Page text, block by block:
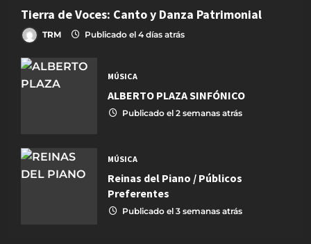
Tierra de Voces: Canto y Danza Patrimonial
TRM Publicado el 4 días atrás
MÚSICA
ALBERTO PLAZA SINFÓNICO
Publicado el 2 semanas atrás
MÚSICA
Reinas del Piano / Públicos
Preferentes
Publicado el 3 semanas atrás